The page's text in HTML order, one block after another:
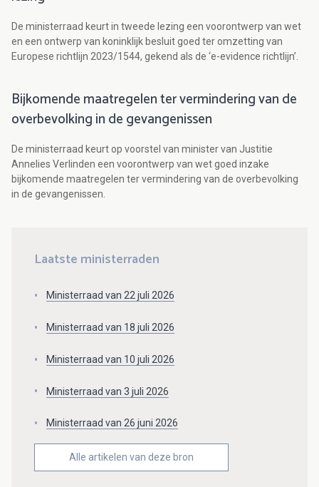
De ministerraad keurt in tweede lezing een voorontwerp van wet
en een ontwerp van koninklijk besluit goed ter omzetting van
Europese richtlijn 2023/1544, gekend als de ‘e-evidence richtlijn’.
Bijkomende maatregelen ter vermindering van de
overbevolking in de gevangenissen
De ministerraad keurt op voorstel van minister van Justitie
Annelies Verlinden een voorontwerp van wet goed inzake
bijkomende maatregelen ter vermindering van de overbevolking
in de gevangenissen.
Laatste ministerraden
Ministerraad van 22 juli 2026
Ministerraad van 18 juli 2026
Ministerraad van 10 juli 2026
Ministerraad van 3 juli 2026
Ministerraad van 26 juni 2026
Alle artikelen van deze bron